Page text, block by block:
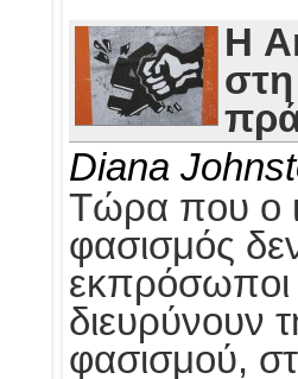
Η
Diana
Τώρα που ο
φασισμός
εκπρόσωποι
διευρύνουν
φασισμού,